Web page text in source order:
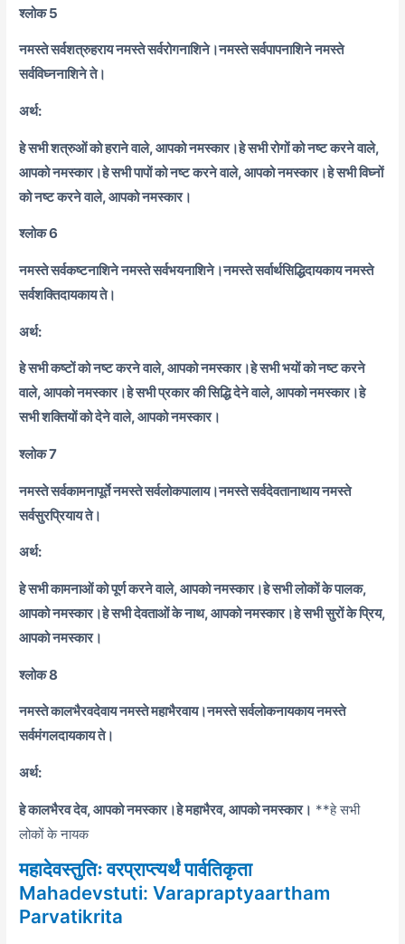
श्लोक 5
नमस्ते सर्वशत्रुहराय नमस्ते सर्वरोगनाशिने।नमस्ते सर्वपापनाशिने नमस्ते
सर्वविघ्ननाशिने ते।
अर्थ:
हे सभी शत्रुओं को हराने वाले, आपको नमस्कार।हे सभी रोगों को नष्ट करने वाले,
आपको नमस्कार।हे सभी पापों को नष्ट करने वाले, आपको नमस्कार।हे सभी विघ्नों
को नष्ट करने वाले, आपको नमस्कार।
श्लोक 6
नमस्ते सर्वकष्टनाशिने नमस्ते सर्वभयनाशिने।नमस्ते सर्वार्थसिद्धिदायकाय नमस्ते
सर्वशक्तिदायकाय ते।
अर्थ:
हे सभी कष्टों को नष्ट करने वाले, आपको नमस्कार।हे सभी भयों को नष्ट करने
वाले, आपको नमस्कार।हे सभी प्रकार की सिद्धि देने वाले, आपको नमस्कार।हे
सभी शक्तियों को देने वाले, आपको नमस्कार।
श्लोक 7
नमस्ते सर्वकामनापूर्ते नमस्ते सर्वलोकपालाय।नमस्ते सर्वदेवतानाथाय नमस्ते
सर्वसुरप्रियाय ते।
अर्थ:
हे सभी कामनाओं को पूर्ण करने वाले, आपको नमस्कार।हे सभी लोकों के पालक,
आपको नमस्कार।हे सभी देवताओं के नाथ, आपको नमस्कार।हे सभी सुरों के प्रिय,
आपको नमस्कार।
श्लोक 8
नमस्ते कालभैरवदेवाय नमस्ते महाभैरवाय।नमस्ते सर्वलोकनायकाय नमस्ते
सर्वमंगलदायकाय ते।
अर्थ:
हे कालभैरव देव, आपको नमस्कार।हे महाभैरव, आपको नमस्कार। **हे सभी
लोकों के नायक
महादेवस्तुतिः वरप्राप्त्यर्थं पार्वतिकृता
Mahadevstuti: Varapraptyaartham
Parvatikrita